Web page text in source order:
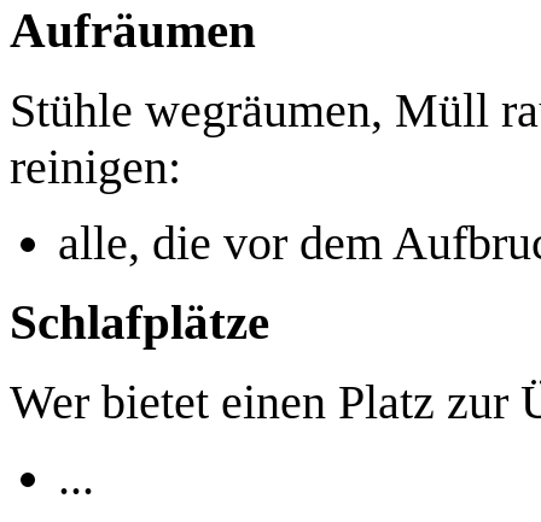
Aufräumen
Stühle wegräumen, Müll
reinigen:
alle, die vor dem
Schlafplätze
Wer bietet einen Platz zur
...